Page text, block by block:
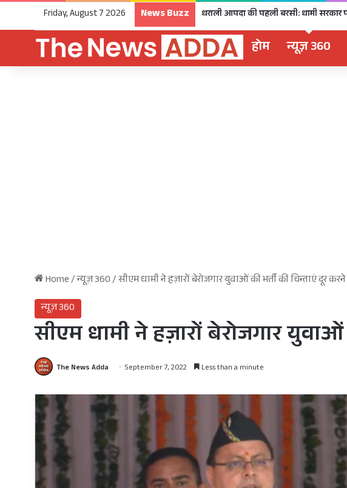
Friday, August 7 2026 News Buzz
होम न्यूज़ 360
Home/न्यूज़ 360/सीएम धामी ने हज़ारों बेरोजगार युवाओं की भर्ती की चिन्ताएं दूर
न्यूज़ 360
सीएम धामी ने हज़ारों बेरोजगार
The News Adda September 7, 2022 Less than a minute